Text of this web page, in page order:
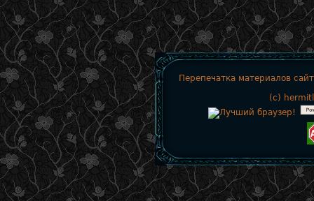
Перепечатка материалов
(c)